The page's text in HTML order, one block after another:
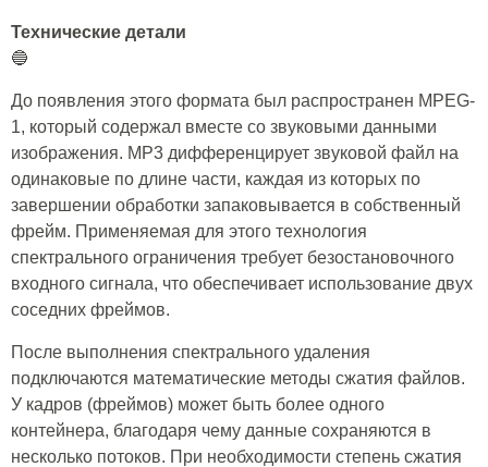
Технические детали
🔵
До появления этого формата был распространен MPEG-
1, который содержал вместе со звуковыми данными
изображения. MP3 дифференцирует звуковой файл на
одинаковые по длине части, каждая из которых по
завершении обработки запаковывается в собственный
фрейм. Применяемая для этого технология
спектрального ограничения требует безостановочного
входного сигнала, что обеспечивает использование двух
соседних фреймов.
После выполнения спектрального удаления
подключаются математические методы сжатия файлов.
У кадров (фреймов) может быть более одного
контейнера, благодаря чему данные сохраняются в
несколько потоков. При необходимости степень сжатия